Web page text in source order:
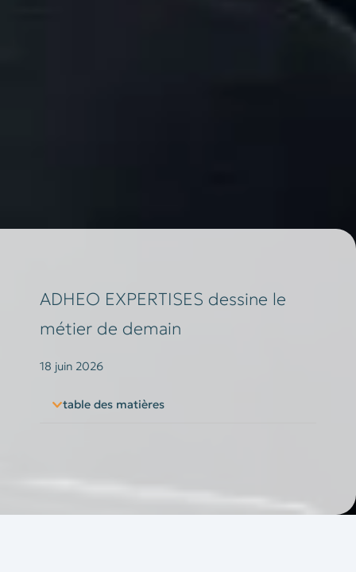
ADHEO EXPERTISES dessine le
métier de demain
18 juin 2026
table des matières